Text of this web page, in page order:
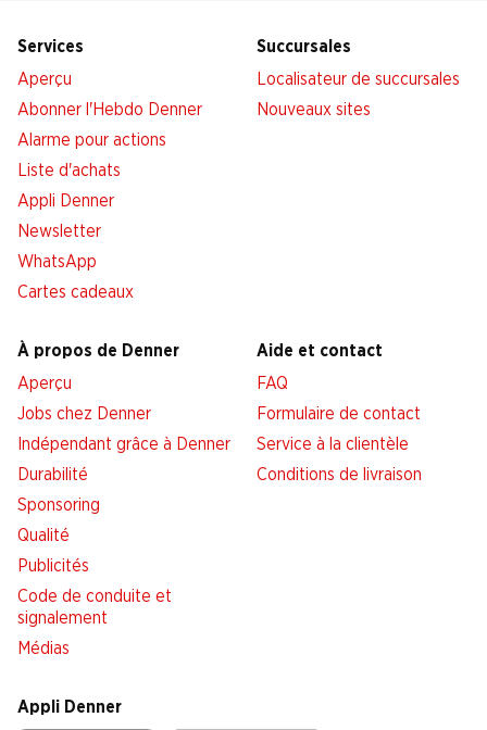
Services
Aperçu
Abonner l'Hebdo Denner
Alarme pour actions
Liste d'achats
Appli Denner
Newsletter
WhatsApp
Cartes cadeaux
Succursales
Localisateur de succursales
Nouveaux sites
À propos de Denner
Aperçu
Jobs chez Denner
Indépendant grâce à Denner
Durabilité
Sponsoring
Qualité
Publicités
Code de conduite et
signalement
Médias
Aide et contact
FAQ
Formulaire de contact
Service à la clientèle
Conditions de livraison
Appli Denner